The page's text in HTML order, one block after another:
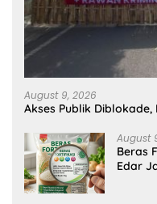
August 9, 2026
Akses Publik
August
Beras
Edar